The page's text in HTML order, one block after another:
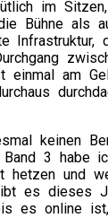
im
Bühne als
Infrastruktur,
einmal am
keinen
3
und
es dieses
es online